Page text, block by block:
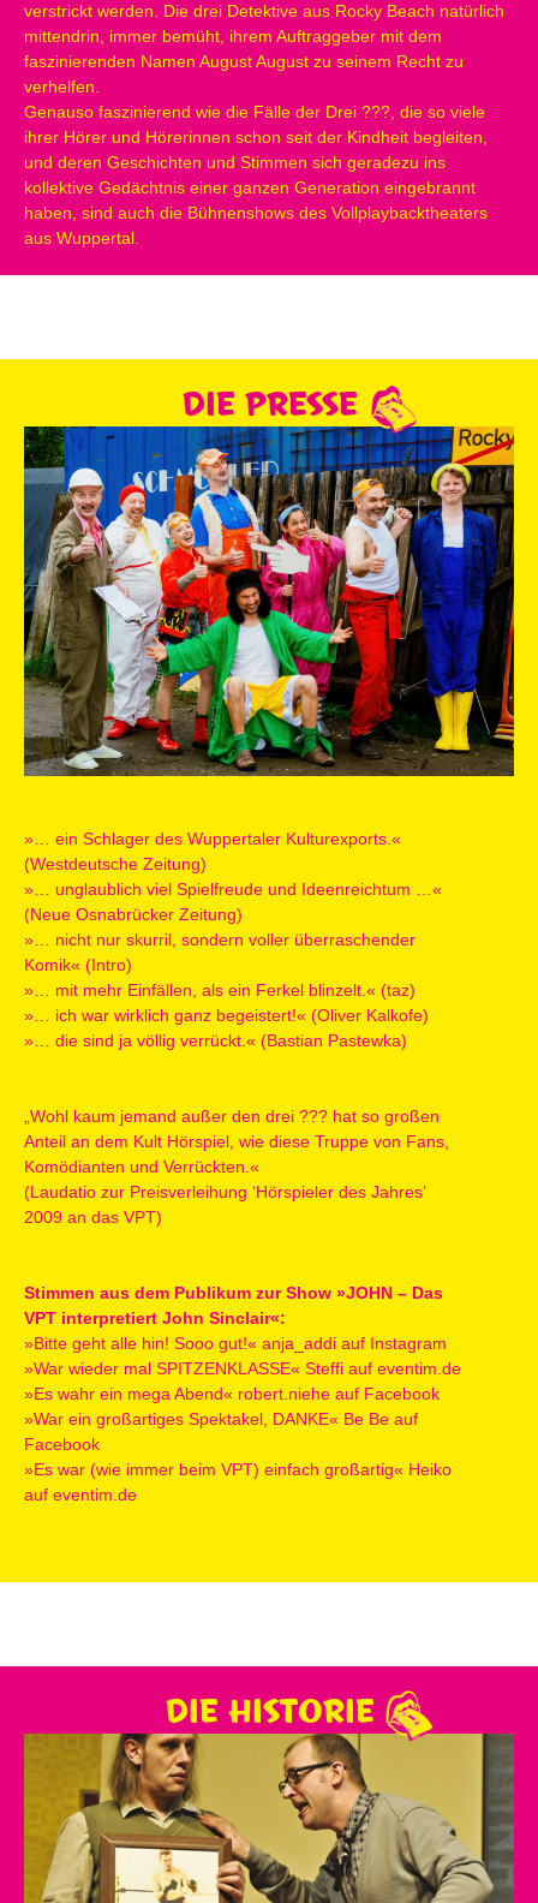
verstrickt werden. Die drei Detektive aus Rocky Beach natürlich
mittendrin, immer bemüht, ihrem Auftraggeber mit dem
faszinierenden Namen August August zu seinem Recht zu
verhelfen.
Genauso faszinierend wie die Fälle der Drei ???, die so viele
ihrer Hörer und Hörerinnen schon seit der Kindheit begleiten,
und deren Geschichten und Stimmen sich geradezu ins
kollektive Gedächtnis einer ganzen Generation eingebrannt
haben, sind auch die Bühnenshows des Vollplaybacktheaters
aus Wuppertal.
DIE PRESSE
»… ein Schlager des Wuppertaler Kulturexports.«
(Westdeutsche Zeitung)
»… unglaublich viel Spielfreude und Ideenreichtum …«
(Neue Osnabrücker Zeitung)
»… nicht nur skurril, sondern voller überraschender
Komik« (Intro)
»… mit mehr Einfällen, als ein Ferkel blinzelt.« (taz)
»… ich war wirklich ganz begeistert!« (Oliver Kalkofe)
»… die sind ja völlig verrückt.« (Bastian Pastewka)
„Wohl kaum jemand außer den drei ??? hat so großen
Anteil an dem Kult Hörspiel, wie diese Truppe von Fans,
Komödianten und Verrückten.«
(Laudatio zur Preisverleihung ‘Hörspieler des Jahres’
2009 an das VPT)
Stimmen aus dem Publikum zur Show »JOHN – Das
VPT interpretiert John Sinclair«:
»Bitte geht alle hin! Sooo gut!« anja_addi auf Instagram
»War wieder mal SPITZENKLASSE« Steffi auf eventim.de
»Es wahr ein mega Abend« robert.niehe auf Facebook
»War ein großartiges Spektakel, DANKE« Be Be auf
Facebook
»Es war (wie immer beim VPT) einfach großartig« Heiko
auf eventim.de
DIE HISTORIE